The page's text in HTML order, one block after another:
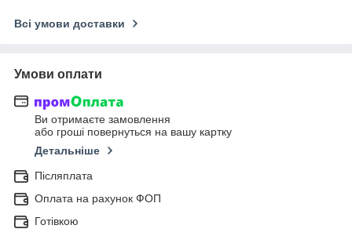
Всі умови доставки
Умови оплати
Ви отримаєте замовлення
або гроші повернуться на вашу картку
Детальніше
Післяплата
Оплата на рахунок ФОП
Готівкою